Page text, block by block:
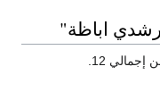
رشدي اباظة"